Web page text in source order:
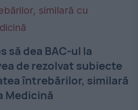
să dea BAC-ul la
de rezolvat subiecte
întrebărilor, similară
Medicină